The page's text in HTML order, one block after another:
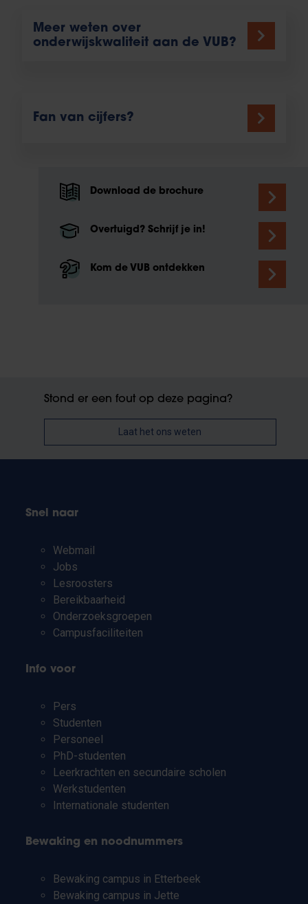
Meer weten over
onderwijskwaliteit aan de VUB?
Fan van cijfers?
Download de brochure
Overtuigd? Schrijf je in!
Kom de VUB ontdekken
Stond er een fout op deze pagina?
Laat het ons weten
Snel naar
Webmail
Jobs
Lesroosters
Bereikbaarheid
Onderzoeksgroepen
Campusfaciliteiten
Info voor
Pers
Studenten
Personeel
PhD-studenten
Leerkrachten en secundaire scholen
Werkstudenten
Internationale studenten
Bewaking en noodnummers
Bewaking campus in Etterbeek
Bewaking campus in Jette